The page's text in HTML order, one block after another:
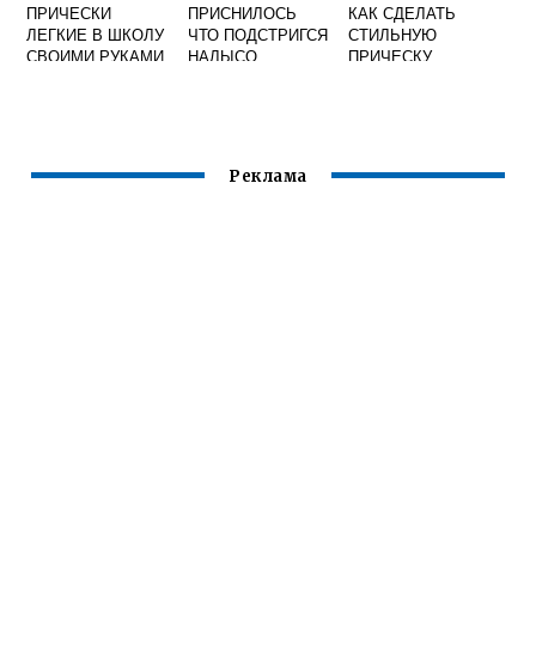
ПРИЧЕСКИ
ЛЕГКИЕ В ШКОЛУ
СВОИМИ РУКАМИ
ПРИСНИЛОСЬ
ЧТО ПОДСТРИГСЯ
НАЛЫСО
КАК СДЕЛАТЬ
СТИЛЬНУЮ
ПРИЧЕСКУ
Реклама